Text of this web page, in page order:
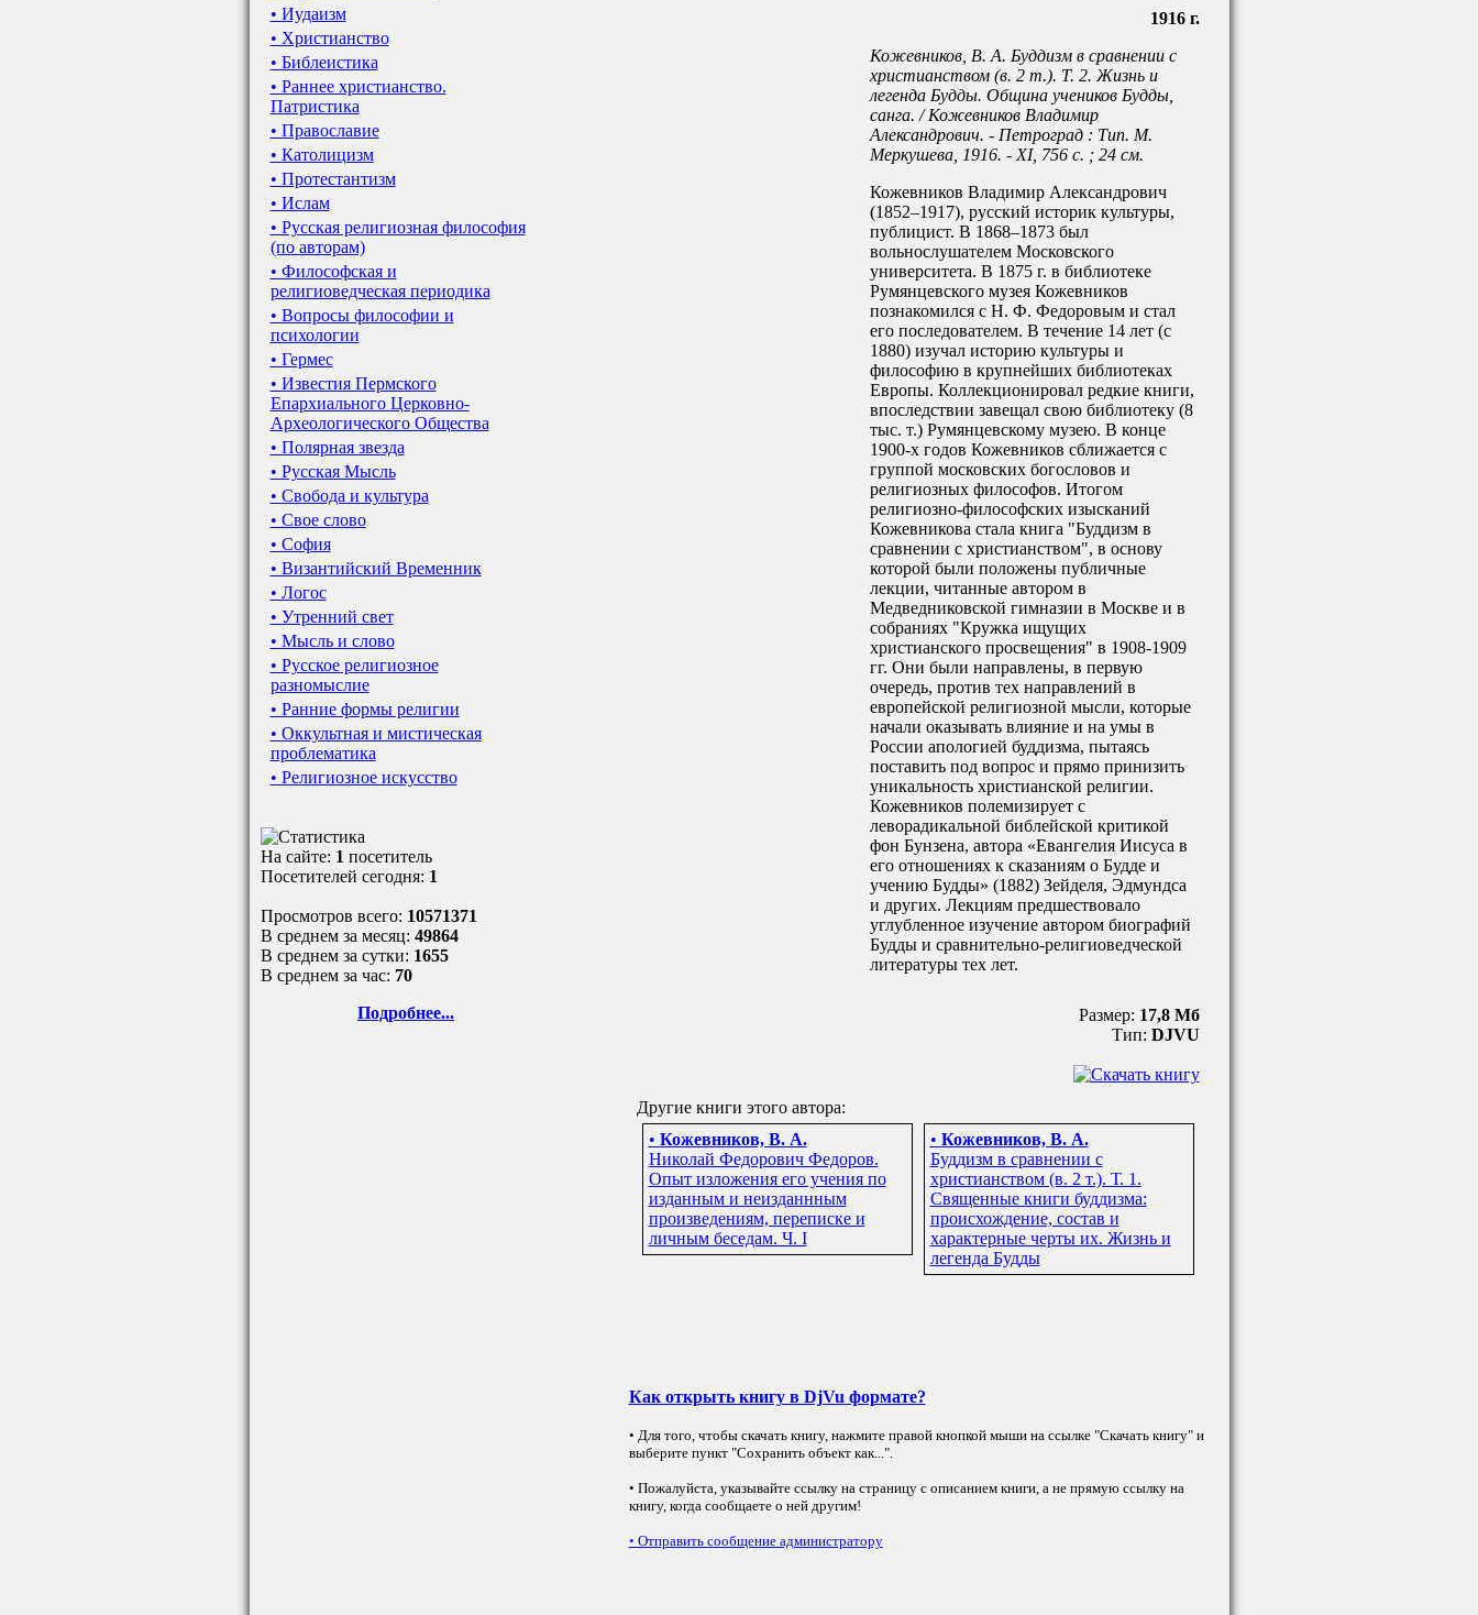
• Иудаизм
• Христианство
• Библеистика
• Раннее христианство.
Патристика
• Православие
• Католицизм
• Протестантизм
• Ислам
• Русская религиозная философия
(по авторам)
• Философская и
религиоведческая периодика
• Вопросы философии и
психологии
• Гермес
• Известия Пермского
Епархиального Церковно-
Археологического Общества
• Полярная звезда
• Русская Мысль
• Свобода и культура
• Свое слово
• София
• Византийский Временник
• Логос
• Утренний свет
• Мысль и слово
• Русское религиозное
разномыслие
• Ранние формы религии
• Оккультная и мистическая
проблематика
• Религиозное искусство
На сайте: 1 посетитель
Посетителей сегодня: 1
Просмотров всего: 10571371
В среднем за месяц: 49864
В среднем за сутки: 1655
В среднем за час: 70
Подробнее...
1916 г.
Кожевников, В. А. Буддизм в сравнении с
христианством (в. 2 т.). Т. 2. Жизнь и
легенда Будды. Община учеников Будды,
санга. / Кожевников Владимир
Александрович. - Петроград : Тип. М.
Меркушева, 1916. - XI, 756 с. ; 24 см.
Кожевников Владимир Александрович
(1852–1917), русский историк культуры,
публицист. В 1868–1873 был
вольнослушателем Московского
университета. В 1875 г. в библиотеке
Румянцевского музея Кожевников
познакомился с Н. Ф. Федоровым и стал
его последователем. В течение 14 лет (с
1880) изучал историю культуры и
философию в крупнейших библиотеках
Европы. Коллекционировал редкие книги,
впоследствии завещал свою библиотеку (8
тыс. т.) Румянцевскому музею. В конце
1900-х годов Кожевников сближается с
группой московских богословов и
религиозных философов. Итогом
религиозно-философских изысканий
Кожевникова стала книга "Буддизм в
сравнении с христианством", в основу
которой были положены публичные
лекции, читанные автором в
Медведниковской гимназии в Москве и в
собраниях "Кружка ищущих
христианского просвещения" в 1908-1909
гг. Они были направлены, в первую
очередь, против тех направлений в
европейской религиозной мысли, которые
начали оказывать влияние и на умы в
России апологией буддизма, пытаясь
поставить под вопрос и прямо принизить
уникальность христианской религии.
Кожевников полемизирует с
леворадикальной библейской критикой
фон Бунзена, автора «Евангелия Иисуса в
его отношениях к сказаниям о Будде и
учению Будды» (1882) Зейделя, Эдмундса
и других. Лекциям предшествовало
углубленное изучение автором биографий
Будды и сравнительно-религиоведческой
литературы тех лет.
Размер: 17,8 Мб
Тип: DJVU
Другие книги этого автора:
• Кожевников, В. А.
Николай Федорович Федоров.
Опыт изложения его учения по
изданным и неизданнным
произведениям, переписке и
личным беседам. Ч. I
• Кожевников, В. А.
Буддизм в сравнении с
христианством (в. 2 т.). Т. 1.
Священные книги буддизма:
происхождение, состав и
характерные черты их. Жизнь и
легенда Будды
Как открыть книгу в DjVu формате?
• Для того, чтобы скачать книгу, нажмите правой кнопкой мыши на ссылке "Скачать книгу" и
выберите пункт "Сохранить объект как...".
• Пожалуйста, указывайте ссылку на страницу с описанием книги, а не прямую ссылку на
книгу, когда сообщаете о ней другим!
• Отправить сообщение администратору